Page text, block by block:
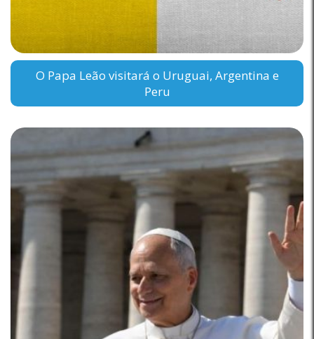
O Papa Leão visitará o Uruguai, Argentina e
Peru